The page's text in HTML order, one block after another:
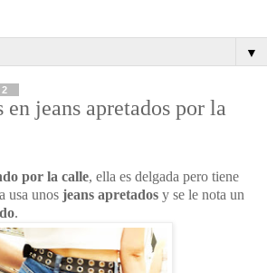
▼
jeans apretados por la
por la calle, ella es delgada pero tiene
usa unos jeans apretados y se le nota un
.